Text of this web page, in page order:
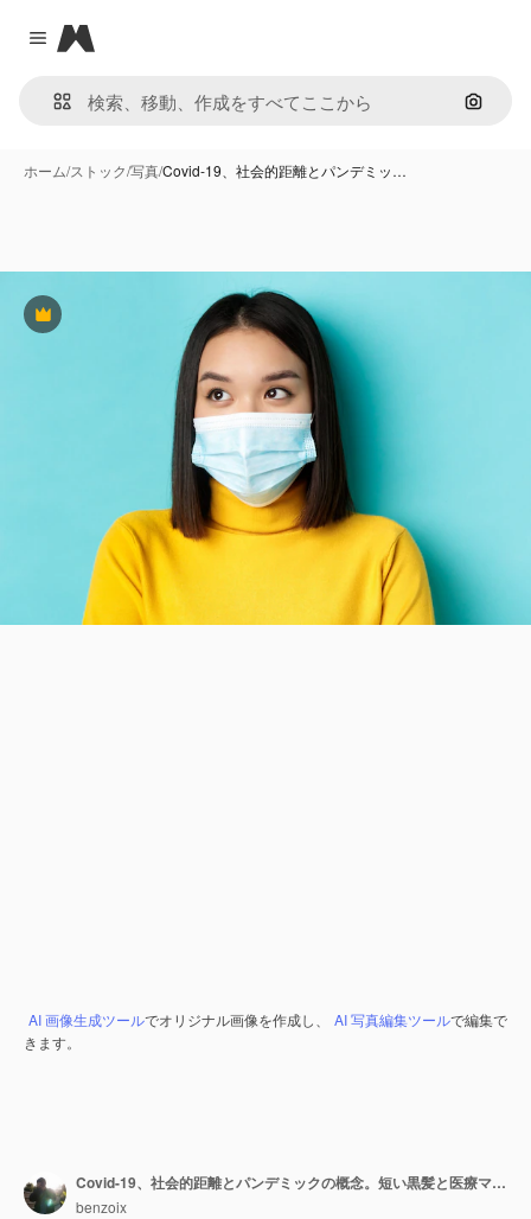
Close menu
Magnific
画像で
ホーム/ストック/写真/Covid-19、社会的距離とパンデミッ…
Premium
AI 画像生成ツールでオリジナル画像を作成し、 AI 写真編集ツールで編集で
きます。
Covid-19、社会的距離とパンデミックの概念。短い黒髪と医療マスク、左を見て、青い背景の上に立っているかわいいアジアの女性のヘッドショット。
benzoix